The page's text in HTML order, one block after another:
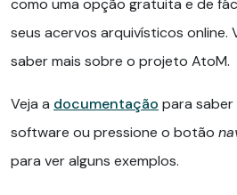
como uma opção gratuita e de
seus acervos arquivísticos online.
saber mais sobre o projeto AtoM.
Veja a documentação para saber
software ou pressione o botão
para ver alguns exemplos.